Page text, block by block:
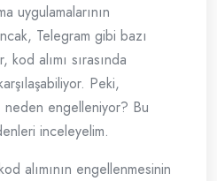
uygulamalarının
Telegram gibi bazı
kod alımı sırasında
Peki,
neden engelleniyor? Bu
inceleyelim.
alımının engellenmesinin